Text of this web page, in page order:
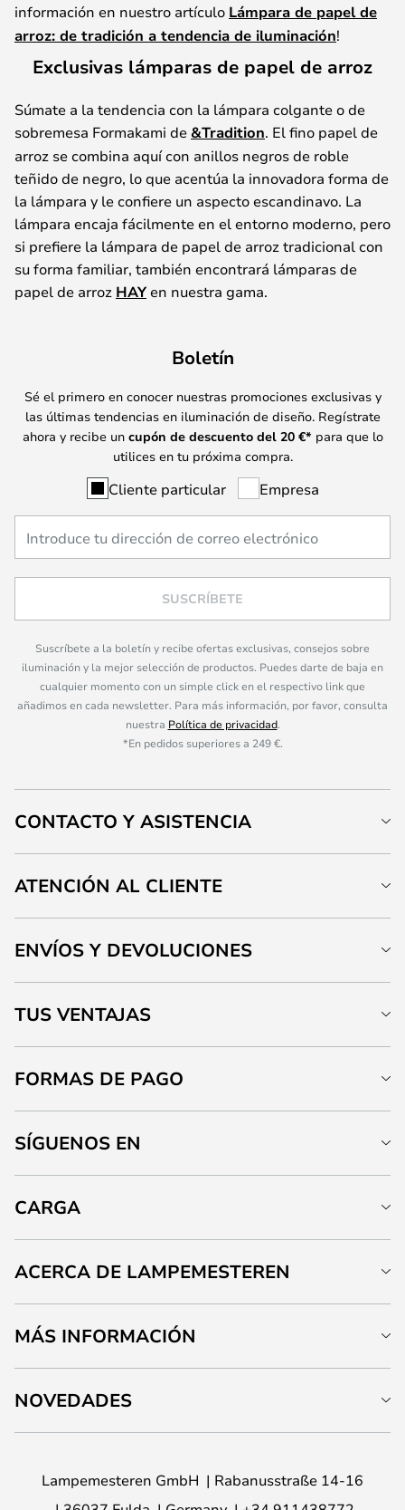
información en nuestro artículo Lámpara de papel de
arroz: de tradición a tendencia de iluminación!
Exclusivas lámparas de papel de arroz
Súmate a la tendencia con la lámpara colgante o de
sobremesa Formakami de &Tradition. El fino papel de
arroz se combina aquí con anillos negros de roble
teñido de negro, lo que acentúa la innovadora forma de
la lámpara y le confiere un aspecto escandinavo. La
lámpara encaja fácilmente en el entorno moderno, pero
si prefiere la lámpara de papel de arroz tradicional con
su forma familiar, también encontrará lámparas de
papel de arroz HAYen nuestra gama.
Boletín
Sé el primero en conocer nuestras promociones exclusivas y
las últimas tendencias en iluminación de diseño. Regístrate
ahora y recibe un cupón de descuento del 20 €* para que lo
utilices en tu próxima compra.
Cliente particular Empresa
SUSCRÍBETE
Suscríbete a la boletín y recibe ofertas exclusivas, consejos sobre
iluminación y la mejor selección de productos. Puedes darte de baja en
cualquier momento con un simple click en el respectivo link que
añadimos en cada newsletter. Para más información, por favor, consulta
nuestra Política de privacidad.
*En pedidos superiores a 249 €.
CONTACTO Y ASISTENCIA
ATENCIÓN AL CLIENTE
ENVÍOS Y DEVOLUCIONES
TUS VENTAJAS
FORMAS DE PAGO
SÍGUENOS EN
CARGA
ACERCA DE LAMPEMESTEREN
MÁS INFORMACIÓN
NOVEDADES
Lampemesteren GmbH
Rabanusstraße 14-16